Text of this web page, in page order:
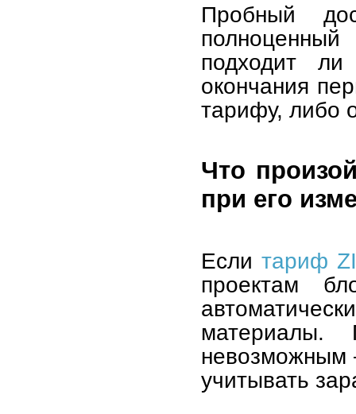
Пробный
подходит
окончания
тарифу, либо
Что
при его
Если тариф
проектам
материалы.
невозможным
учитывать